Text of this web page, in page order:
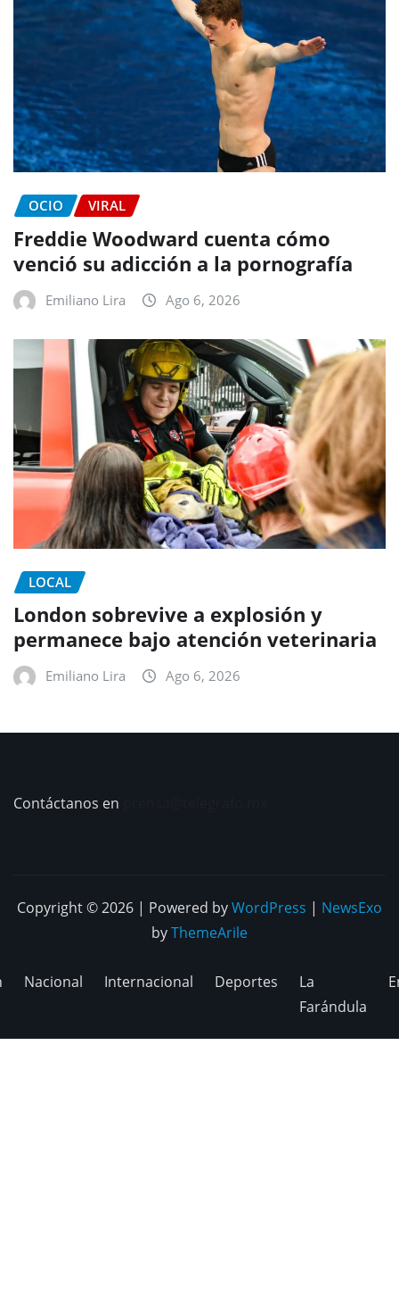
OCIO VIRAL
Freddie Woodward cuenta cómo
venció su adicción a la pornografía
Emiliano Lira Ago 6, 2026
LOCAL
London sobrevive a explosión y
permanece bajo atención veterinaria
Emiliano Lira Ago 6, 2026
Contáctanos en
Copyright © 2026 | Powered byWordPress | NewsExo
byThemeArile
Nacional Internacional Deportes
La
Farándula